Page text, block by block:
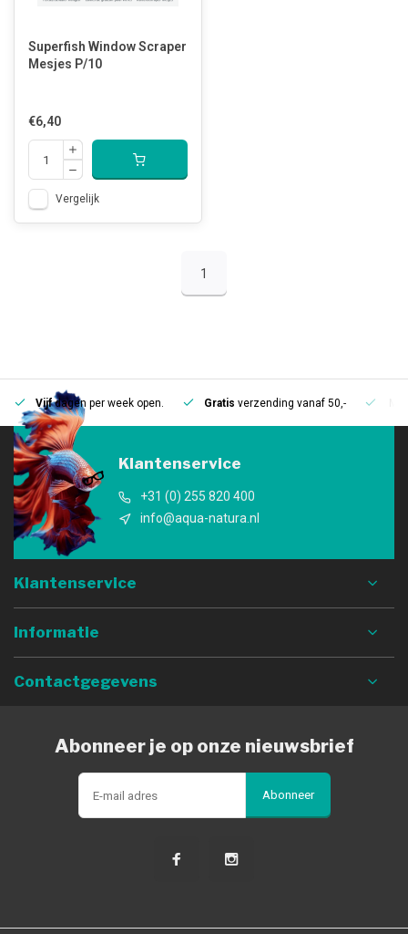
Superfish Window Scraper
Mesjes P/10
€6,40
Vergelijk
1
Vijfdagen per week open. Gratis verzending vanaf 50,-
Klantenservice
+31 (0) 255 820 400
info@aqua-natura.nl
Klantenservice
Informatie
Contactgegevens
Abonneer je op onze nieuwsbrief
Abonneer